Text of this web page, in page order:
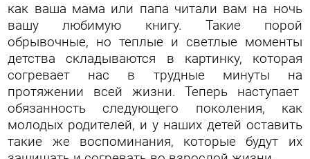
как ваша мама или папа читали вам на ночь
вашу любимую книгу. Такие порой
обрывочные, но теплые и светлые моменты
детства складываются в картинку, которая
согревает нас в трудные минуты на
протяжении всей жизни. Теперь наступает
обязанность следующего поколения, как
молодых родителей, и у наших детей оставить
такие же воспоминания, которые будут их